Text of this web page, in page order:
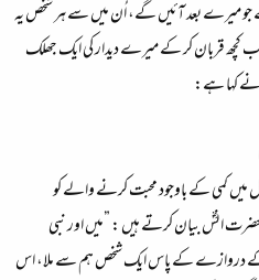
میرے بعد آئیں گے، اُن میں سے ہر شخص یہ
کچھ قربان کر کے میرے دیدار کی ایک جھلک
کمی کے باوجود محبت کرنے والے کو
بیان کرتے ہیں : ”میں اور نبی
دروازے کے پاس ایک شخص ہم سے ملا، اس